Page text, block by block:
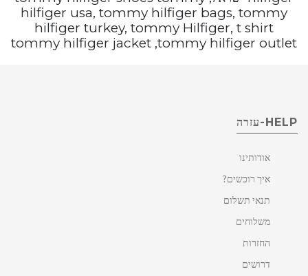
hilfiger usa, tommy hilfiger bags, tommy
hilfiger turkey, tommy Hilfiger, t shirt
tommy hilfiger jacket ,tommy hilfiger outlet
HELP-עזרה
אודותינו
איך רוכשים?
תנאי תשלום
משלוחים
החזרות
דרושים